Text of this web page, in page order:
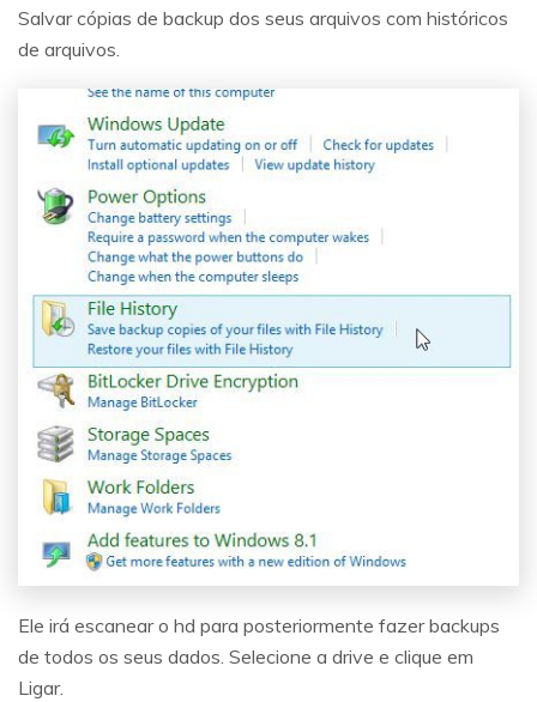
Salvar cópias de backup dos seus arquivos com históricos
de arquivos.
Ele irá escanear o hd para posteriormente fazer backups
de todos os seus dados. Selecione a drive e clique em
Ligar.